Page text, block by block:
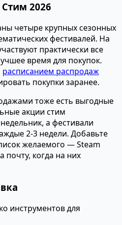
2026
четыре крупных сезонных
фестивалей. На
практически все
время для покупок.
расписанием распродаж
покупки заранее.
тоже есть выгодные
акции стим
а фестивали
2-3 недели. Добавьте
желаемого — Steam
когда на них
инструментов для